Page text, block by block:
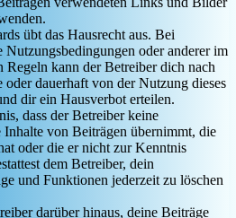
übt das Hausrecht aus. Bei
Nutzungsbedingungen oder anderer im
kann der Betreiber dich nach
dauerhaft von der Nutzung dieses
dir ein Hausverbot erteilen.
dass der Betreiber keine
von Beiträgen übernimmt, die
oder die er nicht zur Kenntnis
dem Betreiber, dein
und Funktionen jederzeit zu löschen
darüber hinaus, deine Beiträge